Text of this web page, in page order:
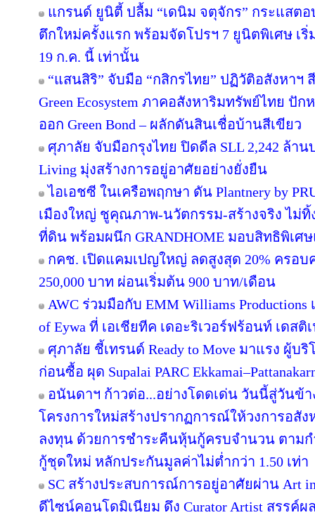
แกรนด์ ยูนิตี้ ปลื้ม “เดนิม จตุจักร” กระแสตอ
ตึกใหม่ครั้งแรก พร้อมจัดโปรฯ 7 ยูนิตพิเศษ เริ่
19 ก.ค. นี้ เท่านั้น
“แสนสิริ” จับมือ “กสิกรไทย” ปฏิวัติอสังหาฯ
Green Ecosystem ภาคอสังหาริมทรัพย์ไทย ปัก
ออก Green Bond – ผลักดันสินเชื่อบ้านสีเขียว
ศุภาลัย จับมือกรุงไทย ปิดดีล SLL 2,242 ล้าน
Living มุ่งสร้างการอยู่อาศัยอย่างยั่งยืน
ไอเอชซี ในเครือพฤกษา ดัน Plantnery by
เมืองใหญ่ ชูคุณภาพ-นวัตกรรม-สร้างจริง ไม่ทิ้
ที่ดิน พร้อมผนึก GRANDHOME มอบสิทธิพิเศ
กคช. เปิดแคมเปญใหญ่ ลดสูงสุด 20% ครอบ
250,000 บาท ผ่อนเริ่มต้น 900 บาท/เดือน
AWC ร่วมมือกับ EMM Williams Productions
of Eywa ที่ เอเชียทีค เดอะริเวอร์ฟร้อนท์ เดสติ
ศุภาลัย ชี้เทรนด์ Ready to Move มาแรง ผู้
ก่อนซื้อ ผุด Supalai PARC
อนันดาฯ ก้าวต่อ...อย่างโดดเด่น วันนี้สู่วันข้
โครงการใหม่สร้างปรากฏการณ์ให้วงการอสั
ลงทุน ด้วยการชำระคืนหุ้นกู้ครบจำนวน ตาม
กู้ชุดใหม่ หลักประกันมูลค่าไม่ต่ำกว่า 1.50 เท่า
SC สร้างประสบการณ์การอยู่อาศัยผ่าน Art
ดีไซน์คอนโดมิเนียม ดึง Curator Artist สรรค์